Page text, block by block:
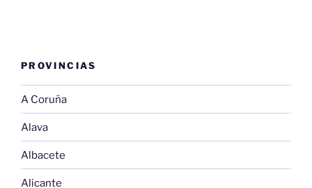
PROVINCIAS
A Coruña
Alava
Albacete
Alicante